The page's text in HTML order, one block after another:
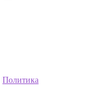
Политика